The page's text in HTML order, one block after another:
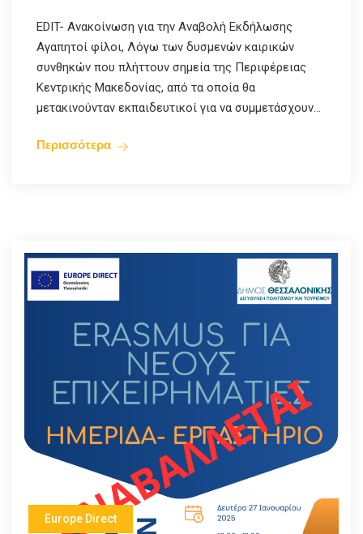
EDIT- Ανακοίνωση για την Αναβολή Εκδήλωσης
Αγαπητοί φίλοι, Λόγω των δυσμενών καιρικών
συνθηκών που πλήττουν σημεία της Περιφέρειας
Κεντρικής Μακεδονίας, από τα οποία θα
μετακινούνταν εκπαιδευτικοί για να συμμετάσχουν...
Περισσότερα
Europe Direct